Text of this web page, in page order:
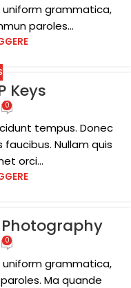
grammatica,
paroles...
Keys
0
tempus. Donec
Nullam quis
orci...
0
grammatica,
Ma quande